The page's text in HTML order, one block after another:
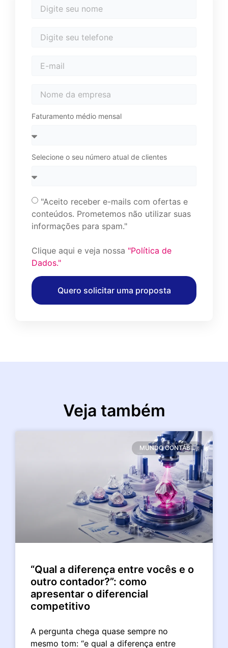
Faturamento médio mensal
Selecione o seu número atual de clientes
"Aceito receber e-mails com ofertas e
conteúdos. Prometemos não utilizar suas
informações para spam."
Clique aqui e veja nossa "Política de
Dados."
Quero solicitar uma proposta
Veja também
MUNDO CONTÁBIL
“Qual a diferença entre vocês e o
outro contador?”: como
apresentar o diferencial
competitivo
A pergunta chega quase sempre no
mesmo tom: “e qual a diferença entre